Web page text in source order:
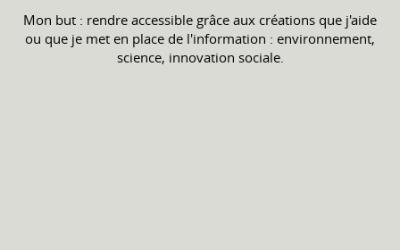
Mon but : rendre accessible grâce aux créations que j'aide
ou que je met en place de l'information : environnement,
science, innovation sociale.